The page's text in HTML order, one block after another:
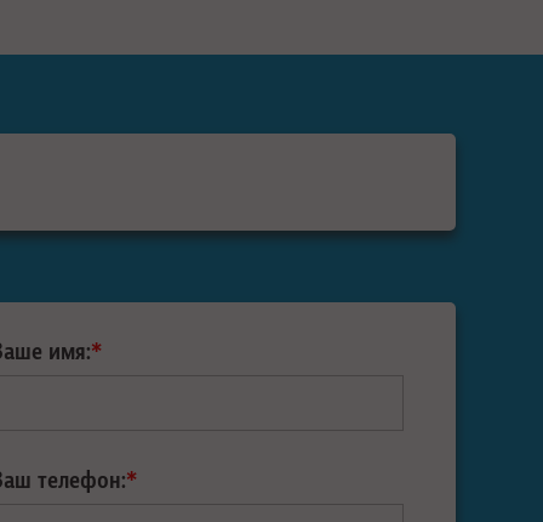
имя:*
телефон:*